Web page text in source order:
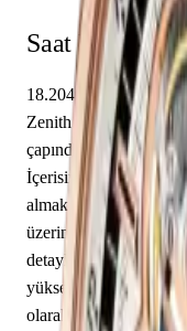
Saat Hakkında
18.2040.4061/69.R576
Zenith El Primero
çapındaki pembe altın
İçerisinde Zenith
almakta olup saat,
üzerinde çubuk /
detaylarında 100.00
yüksekliği, açık arka
olarak piyasaya